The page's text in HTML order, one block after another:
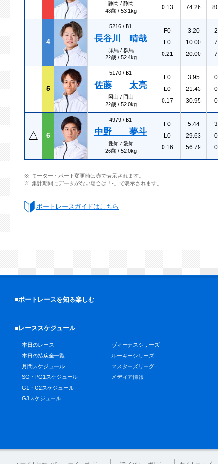
静岡 / 静岡
48歳 / 53.1kg
0.13
74.26
4
5216 / B1
長谷川 晴哉
群馬 / 群馬
22歳 / 52.4kg
F0
L0
0.21
3.20
10.00
20.00
5
5170 / B1
佐藤 太亮
岡山 / 岡山
22歳 / 52.0kg
F0
L0
0.17
3.95
21.43
30.95
6
4979 / B1
中野 夢斗
愛知 / 愛知
26歳 / 52.0kg
F0
L0
0.16
5.44
29.63
56.79
モーター・ボート変更時は赤で表示されます。
集計期間にデータがない場合は「-」で表示されます。
ボートレースガイドはこちら
■ボートレースを知る楽しむ
■レーススケジュール
本日のレース
本日の払戻金一覧
月間スケジュール
SG・PG1スケジュール
G1・G2スケジュール
G3スケジュール
ヴィーナスシリーズ
ルーキーシリーズ
マスターズリーグ
メディア情報